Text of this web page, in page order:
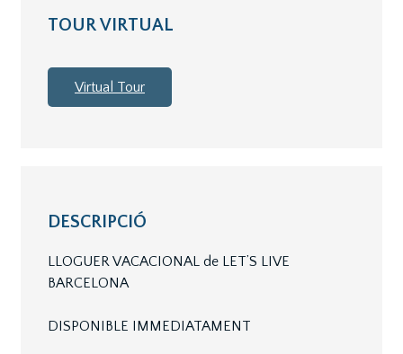
TOUR VIRTUAL
Virtual Tour
DESCRIPCIÓ
LLOGUER VACACIONAL de LET’S LIVE
BARCELONA
DISPONIBLE IMMEDIATAMENT